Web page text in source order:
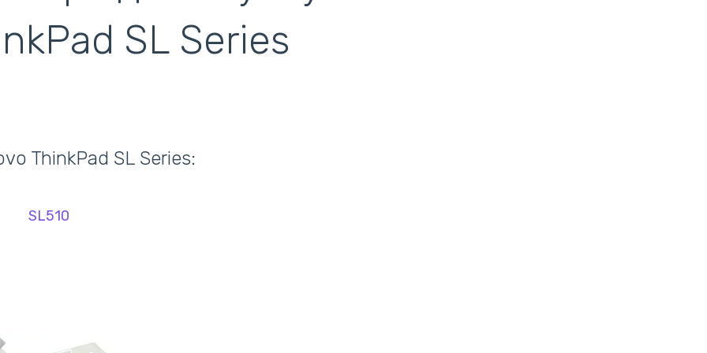
SL Series
ThinkPad SL Series:
SL510